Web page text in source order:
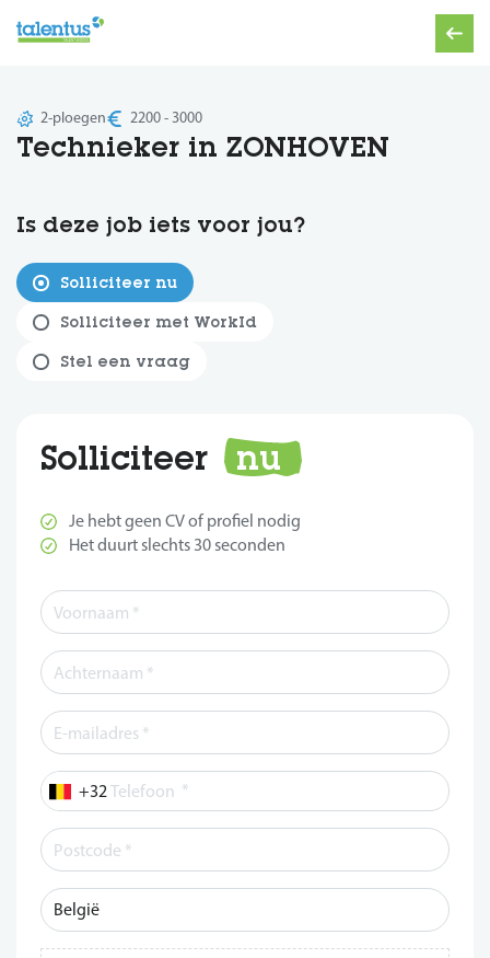
Technieker in ZONHOVEN
2-ploegen 2200 - 3000
Is deze job iets voor jou?
Solliciteer nu
Solliciteer met WorkId
Stel een vraag
Solliciteer nu
Je hebt geen CV of profiel nodig
Het duurt slechts 30 seconden
Telefoon *